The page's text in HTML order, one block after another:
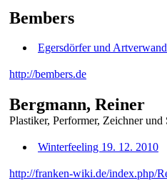
Bembers
Egersdörfer und
http://bembers.de
Bergmann, Reiner
Plastiker, Performer, Zeichner
Winterfeeling 19. 12. 2010
http://franken-wiki.de/index.php/